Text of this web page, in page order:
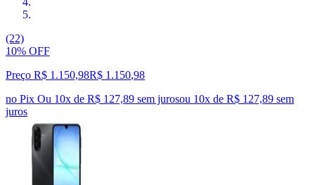
(22)
10% OFF
Preço R$ 1.150,98R$ 1.150,98
no Pix Ou 10x de R$ 127,89 sem jurosou 10x de R$ 127,89 sem
juros